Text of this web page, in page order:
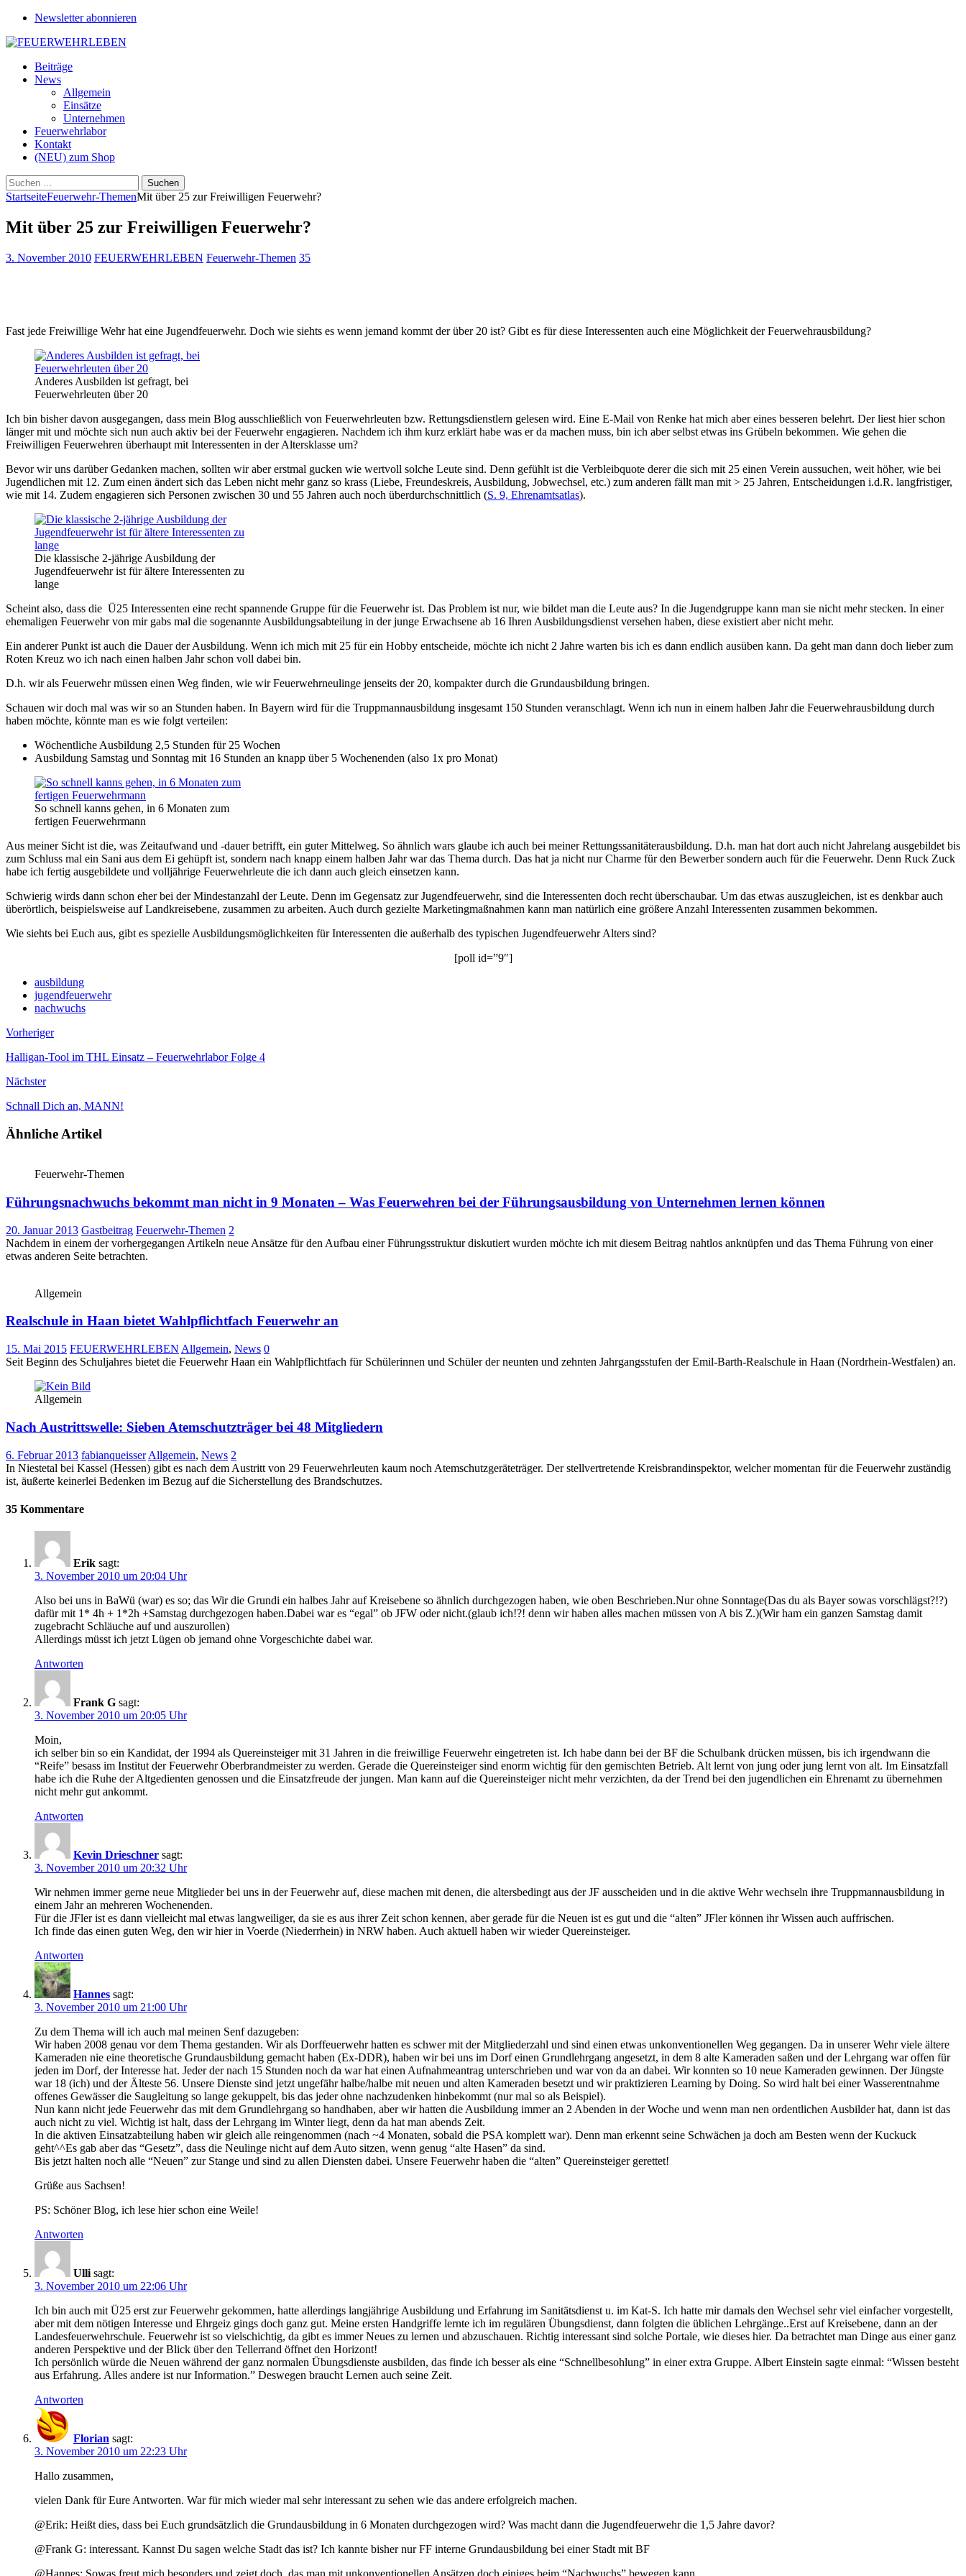
Newsletter abonnieren
Beiträge
News
Allgemein
Einsätze
Unternehmen
Feuerwehrlabor
Kontakt
(NEU) zum Shop
Suchen
nach:
StartseiteFeuerwehr-ThemenMit über 25 zur Freiwilligen Feuerwehr?
Mit über 25 zur Freiwilligen Feuerwehr?
3. November 2010 FEUERWEHRLEBEN Feuerwehr-Themen 35
Fast jede Freiwillige Wehr hat eine Jugendfeuerwehr. Doch wie siehts es wenn jemand kommt der über 20 ist? Gibt es für diese Interessenten auch eine Möglichkeit der Feuerwehrausbildung?
Anderes Ausbilden ist gefragt, bei
Feuerwehrleuten über 20
Ich bin bisher davon ausgegangen, dass mein Blog ausschließlich von Feuerwehrleuten bzw. Rettungsdienstlern gelesen wird. Eine E-Mail von Renke hat mich aber eines besseren belehrt. Der liest hier schon
länger mit und möchte sich nun auch aktiv bei der Feuerwehr engagieren. Nachdem ich ihm kurz erklärt habe was er da machen muss, bin ich aber selbst etwas ins Grübeln bekommen. Wie gehen die
Freiwilligen Feuerwehren überhaupt mit Interessenten in der Altersklasse um?
Bevor wir uns darüber Gedanken machen, sollten wir aber erstmal gucken wie wertvoll solche Leute sind. Denn gefühlt ist die Verbleibquote derer die sich mit 25 einen Verein aussuchen, weit höher, wie bei
Jugendlichen mit 12. Zum einen ändert sich das Leben nicht mehr ganz so krass (Liebe, Freundeskreis, Ausbildung, Jobwechsel, etc.) zum anderen fällt man mit > 25 Jahren, Entscheidungen i.d.R. langfristiger,
wie mit 14. Zudem engagieren sich Personen zwischen 30 und 55 Jahren auch noch überdurchschnittlich (S. 9, Ehrenamtsatlas).
Die klassische 2-jährige Ausbildung der
Jugendfeuerwehr ist für ältere Interessenten zu
lange
Scheint also, dass die Ü25 Interessenten eine recht spannende Gruppe für die Feuerwehr ist. Das Problem ist nur, wie bildet man die Leute aus? In die Jugendgruppe kann man sie nicht mehr stecken. In einer
ehemaligen Feuerwehr von mir gabs mal die sogenannte Ausbildungsabteilung in der junge Erwachsene ab 16 Ihren Ausbildungsdienst versehen haben, diese existiert aber nicht mehr.
Ein anderer Punkt ist auch die Dauer der Ausbildung. Wenn ich mich mit 25 für ein Hobby entscheide, möchte ich nicht 2 Jahre warten bis ich es dann endlich ausüben kann. Da geht man dann doch lieber zum
Roten Kreuz wo ich nach einen halben Jahr schon voll dabei bin.
D.h. wir als Feuerwehr müssen einen Weg finden, wie wir Feuerwehrneulinge jenseits der 20, kompakter durch die Grundausbildung bringen.
Schauen wir doch mal was wir so an Stunden haben. In Bayern wird für die Truppmannausbildung insgesamt 150 Stunden veranschlagt. Wenn ich nun in einem halben Jahr die Feuerwehrausbildung durch
haben möchte, könnte man es wie folgt verteilen:
Wöchentliche Ausbildung 2,5 Stunden für 25 Wochen
Ausbildung Samstag und Sonntag mit 16 Stunden an knapp über 5 Wochenenden (also 1x pro Monat)
So schnell kanns gehen, in 6 Monaten zum
fertigen Feuerwehrmann
Aus meiner Sicht ist die, was Zeitaufwand und -dauer betrifft, ein guter Mittelweg. So ähnlich wars glaube ich auch bei meiner Rettungssanitäterausbildung. D.h. man hat dort auch nicht Jahrelang ausgebildet bis
zum Schluss mal ein Sani aus dem Ei gehüpft ist, sondern nach knapp einem halben Jahr war das Thema durch. Das hat ja nicht nur Charme für den Bewerber sondern auch für die Feuerwehr. Denn Ruck Zuck
habe ich fertig ausgebildete und volljährige Feuerwehrleute die ich dann auch gleich einsetzen kann.
Schwierig wirds dann schon eher bei der Mindestanzahl der Leute. Denn im Gegensatz zur Jugendfeuerwehr, sind die Interessenten doch recht überschaubar. Um das etwas auszugleichen, ist es denkbar auch
überörtlich, beispielsweise auf Landkreisebene, zusammen zu arbeiten. Auch durch gezielte Marketingmaßnahmen kann man natürlich eine größere Anzahl Interessenten zusammen bekommen.
Wie siehts bei Euch aus, gibt es spezielle Ausbildungsmöglichkeiten für Interessenten die außerhalb des typischen Jugendfeuerwehr Alters sind?
[poll id=”9″]
ausbildung
jugendfeuerwehr
nachwuchs
Vorheriger
Halligan-Tool im THL Einsatz – Feuerwehrlabor Folge 4
Nächster
Schnall Dich an, MANN!
Ähnliche Artikel
Feuerwehr-Themen
Führungsnachwuchs bekommt man nicht in 9 Monaten – Was Feuerwehren bei der Führungsausbildung von Unternehmen lernen können
20. Januar 2013 Gastbeitrag Feuerwehr-Themen 2
Nachdem in einem der vorhergegangen Artikeln neue Ansätze für den Aufbau einer Führungsstruktur diskutiert wurden möchte ich mit diesem Beitrag nahtlos anknüpfen und das Thema Führung von einer
etwas anderen Seite betrachten.
Allgemein
Realschule in Haan bietet Wahlpflichtfach Feuerwehr an
15. Mai 2015 FEUERWEHRLEBEN Allgemein, News 0
Seit Beginn des Schuljahres bietet die Feuerwehr Haan ein Wahlpflichtfach für Schülerinnen und Schüler der neunten und zehnten Jahrgangsstufen der Emil-Barth-Realschule in Haan (Nordrhein-Westfalen) an.
Allgemein
Nach Austrittswelle: Sieben Atemschutzträger bei 48 Mitgliedern
6. Februar 2013 fabianqueisser Allgemein, News 2
In Niestetal bei Kassel (Hessen) gibt es nach dem Austritt von 29 Feuerwehrleuten kaum noch Atemschutzgeräteträger. Der stellvertretende Kreisbrandinspektor, welcher momentan für die Feuerwehr zuständig
ist, äußerte keinerlei Bedenken im Bezug auf die Sicherstellung des Brandschutzes.
35 Kommentare
Erik sagt:
3. November 2010 um 20:04 Uhr
Also bei uns in BaWü (war) es so; das Wir die Grundi ein halbes Jahr auf Kreisebene so ähnlich durchgezogen haben, wie oben Beschrieben.Nur ohne Sonntage(Das du als Bayer sowas vorschlägst?!?)
dafür mit 1* 4h + 1*2h +Samstag durchgezogen haben.Dabei war es “egal” ob JFW oder nicht.(glaub ich!?! denn wir haben alles machen müssen von A bis Z.)(Wir ham ein ganzen Samstag damit
zugebracht Schläuche auf und auszurollen)
Allerdings müsst ich jetzt Lügen ob jemand ohne Vorgeschichte dabei war.
Antworten
Frank G sagt:
3. November 2010 um 20:05 Uhr
Moin,
ich selber bin so ein Kandidat, der 1994 als Quereinsteiger mit 31 Jahren in die freiwillige Feuerwehr eingetreten ist. Ich habe dann bei der BF die Schulbank drücken müssen, bis ich irgendwann die
“Reife” besass im Institut der Feuerwehr Oberbrandmeister zu werden. Gerade die Quereinsteiger sind enorm wichtig für den gemischten Betrieb. Alt lernt von jung oder jung lernt von alt. Im Einsatzfall
habe ich die Ruhe der Altgedienten genossen und die Einsatzfreude der jungen. Man kann auf die Quereinsteiger nicht mehr verzichten, da der Trend bei den jugendlichen ein Ehrenamt zu übernehmen
nicht mehr gut ankommt.
Antworten
Kevin Drieschner sagt:
3. November 2010 um 20:32 Uhr
Wir nehmen immer gerne neue Mitglieder bei uns in der Feuerwehr auf, diese machen mit denen, die altersbedingt aus der JF ausscheiden und in die aktive Wehr wechseln ihre Truppmannausbildung in
einem Jahr an mehreren Wochenenden.
Für die JFler ist es dann vielleicht mal etwas langweiliger, da sie es aus ihrer Zeit schon kennen, aber gerade für die Neuen ist es gut und die “alten” JFler können ihr Wissen auch auffrischen.
Ich finde das einen guten Weg, den wir hier in Voerde (Niederrhein) in NRW haben. Auch aktuell haben wir wieder Quereinsteiger.
Antworten
Hannes sagt:
3. November 2010 um 21:00 Uhr
Zu dem Thema will ich auch mal meinen Senf dazugeben:
Wir haben 2008 genau vor dem Thema gestanden. Wir als Dorffeuerwehr hatten es schwer mit der Mitgliederzahl und sind einen etwas unkonventionellen Weg gegangen. Da in unserer Wehr viele ältere
Kameraden nie eine theoretische Grundausbildung gemacht haben (Ex-DDR), haben wir bei uns im Dorf einen Grundlehrgang angesetzt, in dem 8 alte Kameraden saßen und der Lehrgang war offen für
jeden im Dorf, der Interesse hat. Jeder der nach 15 Stunden noch da war hat einen Aufnahmeantrag unterschrieben und war von da an dabei. Wir konnten so 10 neue Kameraden gewinnen. Der Jüngste
war 18 (ich) und der Älteste 56. Unsere Dienste sind jetzt ungefähr halbe/halbe mit neuen und alten Kameraden besetzt und wir praktizieren Learning by Doing. So wird halt bei einer Wasserentnahme
offenes Gewässer die Saugleitung so lange gekuppelt, bis das jeder ohne nachzudenken hinbekommt (nur mal so als Beispiel).
Nun kann nicht jede Feuerwehr das mit dem Grundlehrgang so handhaben, aber wir hatten die Ausbildung immer an 2 Abenden in der Woche und wenn man nen ordentlichen Ausbilder hat, dann ist das
auch nicht zu viel. Wichtig ist halt, dass der Lehrgang im Winter liegt, denn da hat man abends Zeit.
In die aktiven Einsatzabteilung haben wir gleich alle reingenommen (nach ~4 Monaten, sobald die PSA komplett war). Denn man erkennt seine Schwächen ja doch am Besten wenn der Kuckuck
geht^^Es gab aber das “Gesetz”, dass die Neulinge nicht auf dem Auto sitzen, wenn genug “alte Hasen” da sind.
Bis jetzt halten noch alle “Neuen” zur Stange und sind zu allen Diensten dabei. Unsere Feuerwehr haben die “alten” Quereinsteiger gerettet!
Grüße aus Sachsen!
PS: Schöner Blog, ich lese hier schon eine Weile!
Antworten
Ulli sagt:
3. November 2010 um 22:06 Uhr
Ich bin auch mit Ü25 erst zur Feuerwehr gekommen, hatte allerdings langjährige Ausbildung und Erfahrung im Sanitätsdienst u. im Kat-S. Ich hatte mir damals den Wechsel sehr viel einfacher vorgestellt,
aber mit dem nötigen Interesse und Ehrgeiz gings doch ganz gut. Meine ersten Handgriffe lernte ich im regulären Übungsdienst, dann folgten die üblichen Lehrgänge..Erst auf Kreisebene, dann an der
Landesfeuerwehrschule. Feuerwehr ist so vielschichtig, da gibt es immer Neues zu lernen und abzuschauen. Richtig interessant sind solche Portale, wie dieses hier. Da betrachtet man Dinge aus einer ganz
anderen Perspektive und der Blick über den Tellerrand öffnet den Horizont!
Ich persönlich würde die Neuen während der ganz normalen Übungsdienste ausbilden, das finde ich besser als eine “Schnellbesohlung” in einer extra Gruppe. Albert Einstein sagte einmal: “Wissen besteht
aus Erfahrung. Alles andere ist nur Information.” Deswegen braucht Lernen auch seine Zeit.
Antworten
Florian sagt:
3. November 2010 um 22:23 Uhr
Hallo zusammen,
vielen Dank für Eure Antworten. War für mich wieder mal sehr interessant zu sehen wie das andere erfolgreich machen.
@Erik: Heißt dies, dass bei Euch grundsätzlich die Grundausbildung in 6 Monaten durchgezogen wird? Was macht dann die Jugendfeuerwehr die 1,5 Jahre davor?
@Frank G: interessant. Kannst Du sagen welche Stadt das ist? Ich kannte bisher nur FF interne Grundausbildung bei einer Stadt mit BF
@Hannes: Sowas freut mich besonders und zeigt doch, das man mit unkonventionellen Ansätzen doch einiges beim “Nachwuchs” bewegen kann.